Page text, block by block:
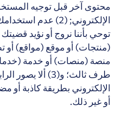
محتوى آخر قبل توجيه المستخدم
الإلكتروني; (2) عدم
توحي بأننا نروج أو نؤيد قضيتك
(منتجات) أو موقع (مواقع) أو
منصة (منصات) أو خدمة
طرف ثالث؛ و(3) ألا يصور
الإلكتروني بطريقة كاذبة أو
أو غير ذلك.